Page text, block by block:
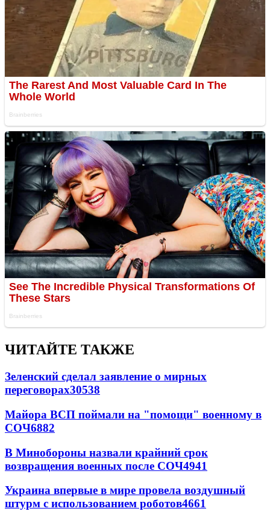
ЧИТАЙТЕ ТАКЖЕ
Зеленский сделал заявление о мирных
переговорах30538
Майора ВСП поймали на "помощи" военному в
СОЧ6882
В Минобороны назвали крайний срок
возвращения военных после СОЧ4941
Украина впервые в мире провела воздушный
штурм с использованием роботов4661